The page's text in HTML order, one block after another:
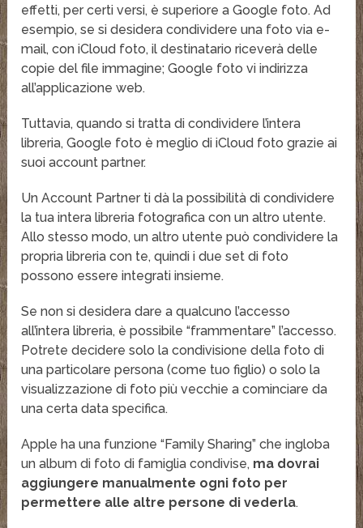
effetti, per certi versi, è superiore a Google foto. Ad
esempio, se si desidera condividere una foto via e-
mail, con iCloud foto, il destinatario riceverà delle
copie del file immagine; Google foto vi indirizza
all’applicazione web.
Tuttavia, quando si tratta di condividere l’intera
libreria, Google foto è meglio di iCloud foto grazie ai
suoi account partner.
Un Account Partner ti dà la possibilità di condividere
la tua intera libreria fotografica con un altro utente.
Allo stesso modo, un altro utente può condividere la
propria libreria con te, quindi i due set di foto
possono essere integrati insieme.
Se non si desidera dare a qualcuno l’accesso
all’intera libreria, è possibile “frammentare” l’accesso.
Potrete decidere solo la condivisione della foto di
una particolare persona (come tuo figlio) o solo la
visualizzazione di foto più vecchie a cominciare da
una certa data specifica.
Apple ha una funzione “Family Sharing” che ingloba
un album di foto di famiglia condivise, ma dovrai
aggiungere manualmente ogni foto per
permettere alle altre persone di vederla.